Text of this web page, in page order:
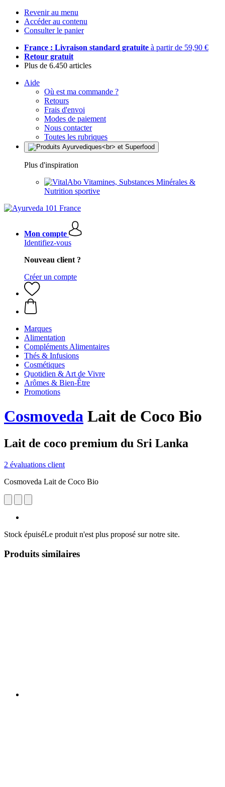
Revenir au menu
Accéder au contenu
Consulter le panier
France : Livraison standard gratuite à partir de 59,90 €
Retour gratuit
Plus de 6.450 articles
Aide
Où est ma commande ?
Retours
Frais d'envoi
Modes de paiement
Nous contacter
Toutes les rubriques
Plus d'inspiration
Vitamines, Substances Minérales &
Nutrition sportive
Mon compte
Identifiez-vous
Nouveau client ?
Créer un compte
Marques
Alimentation
Compléments Alimentaires
Thés & Infusions
Cosmétiques
Quotidien & Art de Vivre
Arômes & Bien-Être
Promotions
Cosmoveda Lait de Coco Bio
Lait de coco premium du Sri Lanka
2 évaluations client
Cosmoveda Lait de Coco Bio
Stock épuiséLe produit n'est plus proposé sur notre site.
Produits similaires